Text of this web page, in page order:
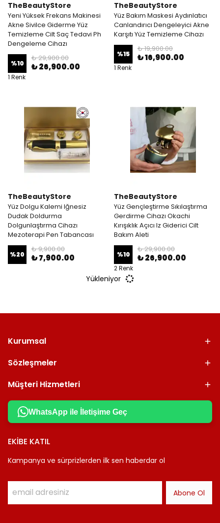
TheBeautyStore
Yeni Yüksek Frekans Makinesi
Akne Sivilce Giderme Yüz
Temizleme Cilt Saç Tedavi Ph
Dengeleme Cihazı
%10
₺ 29,900.00
₺ 26,900.00
1 Renk
TheBeautyStore
Yüz Bakım Maskesi Aydınlatıcı
Canlandırıcı Dengeleyici Akne
Karşıtı Yüz Temizleme Cihazı
%15
₺ 19,900.00
₺ 16,900.00
1 Renk
TheBeautyStore
Yüz Dolgu Kalemi Iğnesiz
Dudak Doldurma
Dolgunlaştırma Cihazı
Mezoterapi Pen Tabancası
%20
₺ 9,900.00
₺ 7,900.00
TheBeautyStore
Yüz Gençleştirme Sıkılaştırma
Gerdirme Cihazı Okachi
Kırışıklık Açıcı Iz Giderici Cilt
Bakım Aleti
%10
₺ 29,900.00
₺ 26,900.00
2 Renk
Yükleniyor
Kurumsal
Sözleşmeler
Müşteri Hizmetleri
WhatsApp ile İletişime Geç
EKİBE KATIL
Kampanya ve sürprizlerden ilk sen haberdar ol
Abone Ol